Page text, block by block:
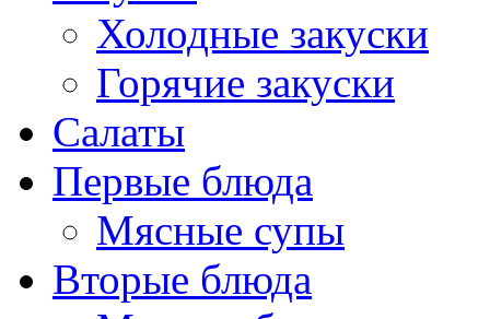
Холодные закуски
Горячие закуски
Салаты
Первые блюда
Мясные супы
Вторые блюда